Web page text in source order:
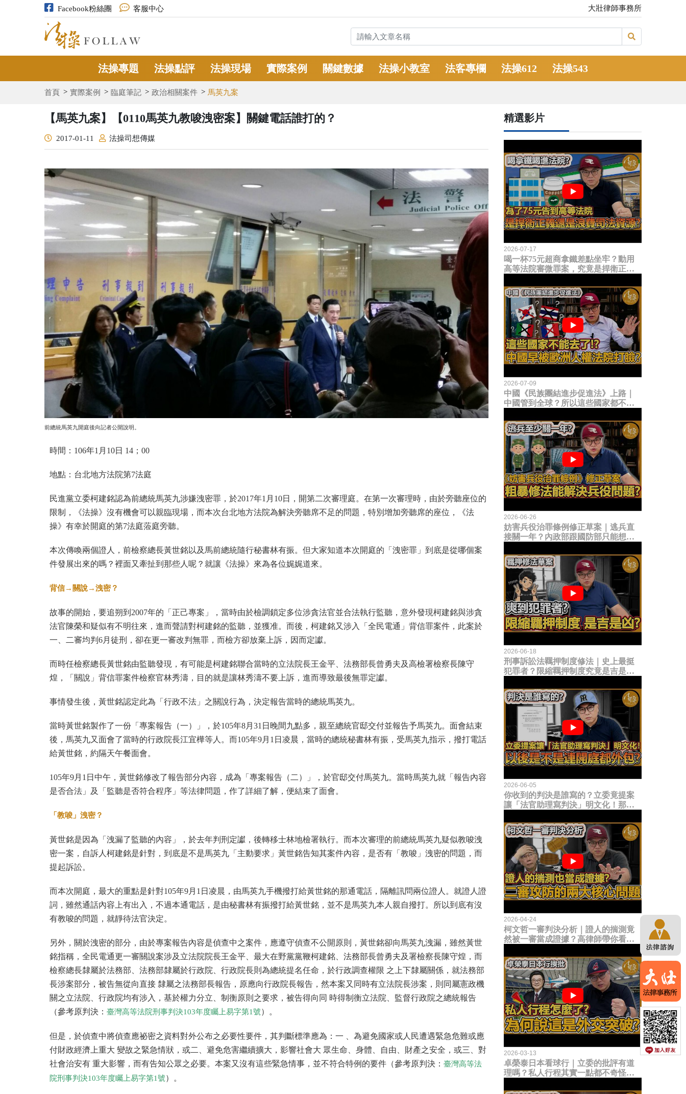
Facebook粉絲團 客服中心 大壯律師事務所
法操專題 法操點評 法操現場 實際案例 關鍵數據 法操小教室 法客專欄 法操612 法操543
首頁 實際案例 臨庭筆記 政治相關案件 馬英九案
【馬英九案】【0110馬英九教唆洩密案】關鍵電話誰打的？
2017-01-11 法操司想傳媒
前總統馬英九開庭後向記者公開說明。
時間：106年1月10日 14；00
地點：台北地方法院第7法庭
民進黨立委柯建銘認為前總統馬英九涉嫌洩密罪，於2017年1月10日，開第二次審理庭。在第一次審理時，由於旁聽座位的
限制，《法操》沒有機會可以親臨現場，而本次台北地方法院為解決旁聽席不足的問題，特別增加旁聽席的座位，《法
操》有幸於開庭的第7法庭蒞庭旁聽。
本次傳喚兩個證人，前檢察總長黃世銘以及馬前總統隨行秘書林有振。但大家知道本次開庭的「洩密罪」到底是從哪個案
件發展出來的嗎？裡面又牽扯到那些人呢？就讓《法操》來為各位娓娓道來。
背信→關說→洩密？
故事的開始，要追朔到2007年的「正己專案」，當時由於檢調鎖定多位涉貪法官並合法執行監聽，意外發現柯建銘與涉貪
法官陳榮和疑似有不明往來，進而聲請對柯建銘的監聽，並獲准。而後，柯建銘又涉入「全民電通」背信罪案件，此案於
一、二審均判6月徒刑，卻在更一審改判無罪，而檢方卻放棄上訴，因而定讞。
而時任檢察總長黃世銘由監聽發現，有可能是柯建銘聯合當時的立法院長王金平、法務部長曾勇夫及高檢署檢察長陳守
煌，「關說」背信罪案件檢察官林秀濤，目的就是讓林秀濤不要上訴，進而導致最後無罪定讞。
事情發生後，黃世銘認定此為「行政不法」之關說行為，決定報告當時的總統馬英九。
當時黃世銘製作了一份「專案報告（一）」，於105年8月31日晚間九點多，親至總統官邸交付並報告予馬英九。面會結束
後，馬英九又面會了當時的行政院長江宜樺等人。而105年9月1日凌晨，當時的總統秘書林有振，受馬英九指示，撥打電話
給黃世銘，約隔天午餐面會。
105年9月1日中午，黃世銘修改了報告部分內容，成為「專案報告（二）」，於官邸交付馬英九。當時馬英九就「報告內容
是否合法」及「監聽是否符合程序」等法律問題，作了詳細了解，便結束了面會。
「教唆」洩密？
黃世銘是因為「洩漏了監聽的內容」，於去年判刑定讞，後轉移士林地檢署執行。而本次審理的前總統馬英九疑似教唆洩
密一案，自訴人柯建銘是針對，到底是不是馬英九「主動要求」黃世銘告知其案件內容，是否有「教唆」洩密的問題，而
提起訴訟。
而本次開庭，最大的重點是針對105年9月1日凌晨，由馬英九手機撥打給黃世銘的那通電話，隔離訊問兩位證人。就證人證
詞，雖然通話內容上有出入，不過本通電話，是由秘書林有振撥打給黃世銘，並不是馬英九本人親自撥打。所以到底有沒
有教唆的問題，就靜待法官決定。
另外，關於洩密的部分，由於專案報告內容是偵查中之案件，應遵守偵查不公開原則，黃世銘卻向馬英九洩漏，雖然黃世
銘指稱，全民電通更一審關說案涉及立法院院長王金平、最大在野黨黨鞭柯建銘、法務部長曾勇夫及署檢察長陳守煌，而
檢察總長隸屬於法務部、法務部隸屬於行政院、行政院長則為總統提名任命，於行政調查權限 之上下隸屬關係，就法務部
長涉案部分，被告無從向直接 隸屬之法務部長報告，原應向行政院長報告，然本案又同時有立法院長涉案，則同屬憲政機
關之立法院、行政院均有涉入，基於權力分立、制衡原則之要求，被告得向同 時得制衡立法院、監督行政院之總統報告
（參考原判決： 臺灣高等法院刑事判決103年度矚上易字第1號）。
但是，於偵查中將偵查應祕密之資料對外公布之必要性要件，其判斷標準應為：一 、為避免國家或人民遭遇緊急危難或應
付財政經濟上重大 變故之緊急情狀，或二、避免危害繼續擴大，影響社會大 眾生命、身體、自由、財產之安全，或三、對
社會治安有 重大影響，而有告知公眾之必要。本案又沒有這些緊急情事，並不符合特例的要件（參考原判決： 臺灣高等法
院刑事判決103年度矚上易字第1號）。
精選影片
2026-07-17
喝一杯75元超商拿鐵差點坐牢？動用
高等法院審微罪案，究竟是捍衛正義
2026-07-09
中國《民族團結進步促進法》上路｜
中國管到全球？所以這些國家都不能
臉？
2026-06-26
妨害兵役治罪條例修正草案｜逃兵直
接關一年？內政部跟國防部只能想到
題？
2026-06-18
刑事訴訟法羈押制度修法｜史上最挺
犯罪者？限縮羈押制度究竟是吉是
2026-06-05
你收到的判決是誰寫的？立委竟提案
讓「法官助理寫判決」明文化！那以
2026-04-24
柯文哲一審判決分析｜證人的揣測竟
然被一審當成證據？高律師帶你看未
2026-03-13
卓榮泰日本看球行｜立委的批評有道
理嗎？私人行程其實一點都不奇怪？